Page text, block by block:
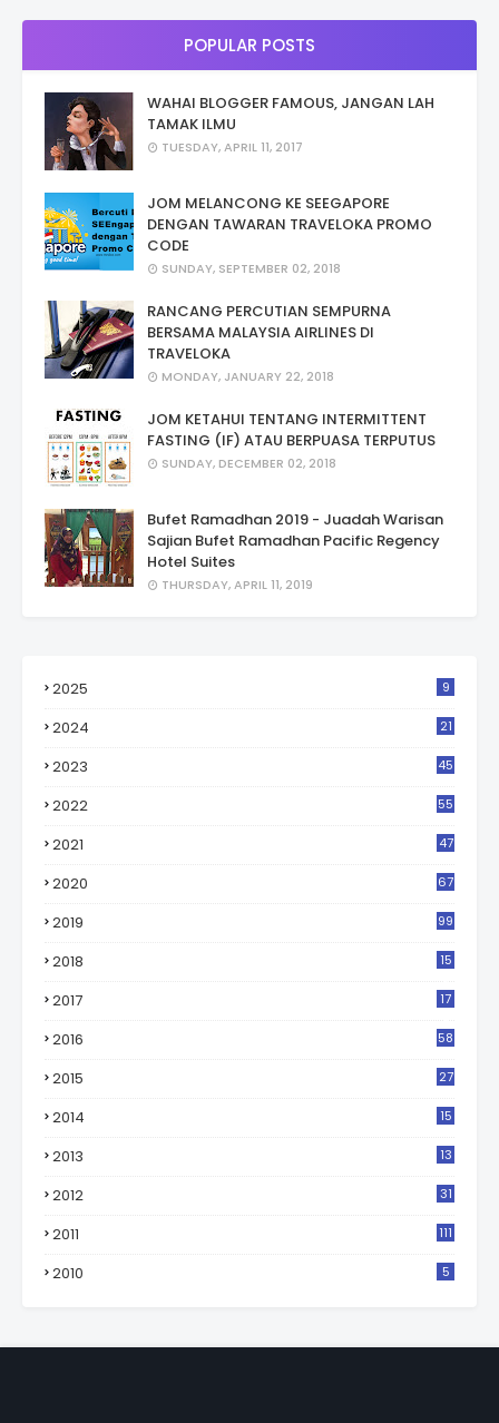
POPULAR POSTS
WAHAI BLOGGER FAMOUS, JANGAN LAH
TAMAK ILMU
TUESDAY, APRIL 11, 2017
JOM MELANCONG KE SEEGAPORE
DENGAN TAWARAN TRAVELOKA PROMO
CODE
SUNDAY, SEPTEMBER 02, 2018
RANCANG PERCUTIAN SEMPURNA
BERSAMA MALAYSIA AIRLINES DI
TRAVELOKA
MONDAY, JANUARY 22, 2018
JOM KETAHUI TENTANG INTERMITTENT
FASTING (IF) ATAU BERPUASA TERPUTUS
SUNDAY, DECEMBER 02, 2018
Bufet Ramadhan 2019 - Juadah Warisan
Sajian Bufet Ramadhan Pacific Regency
Hotel Suites
THURSDAY, APRIL 11, 2019
2025 9
2024 21
2023 45
2022 55
2021 47
2020 67
2019 99
2018
15
2017
17
2016 58
2015 27
2014 15
2013 13
2012 31
2011 111
2010 5